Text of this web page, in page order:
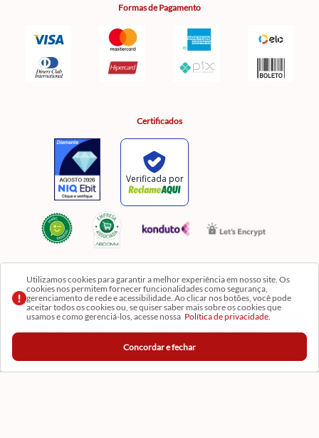
Utilizamos cookies para garantir a melhor experiência em nosso site. Os
cookies nos permitem fornecer funcionalidades como segurança,
gerenciamento de rede e acessibilidade. Ao clicar nos botões, você pode
aceitar todos os cookies ou, se quiser saber mais sobre os cookies que
usamos e como gerenciá-los, acesse nossa Política de privacidade.
Concordar e fechar
Formas de Pagamento
Certificados
Razão Social: Comercial Luzia Meire de Gêneros Alimentícios LTDA | CNPJ:
08.991.182/0001-11
Os preços, produtos e quantidades da Loja Virtual não se aplicam aos da Loja Física. Na Loja